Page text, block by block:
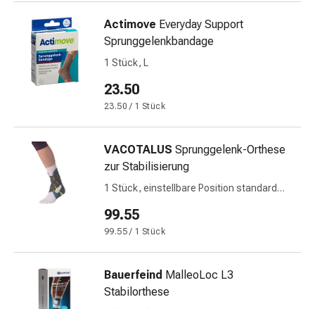
Stimmungsschwankungen
Schlafstörungen
Rhonchopathie
Atemwege
Nasenmittel
Atmungstraktbeschwerden
Infektionen
Windpocken
Stoffwechsel
Osteoporose
Immunsuppressiva
Insektenschutz
mittel
Mücken-
Actimove Everyday Support
Sprunggelenkbandage
1 Stück, L
23.50
23.50 / 1 Stück
VACOTALUS Sprunggelenk-Orthese
zur Stabilisierung
1 Stück, einstellbare Position standard
99.55
99.55 / 1 Stück
Bauerfeind MalleoLoc L3
Stabilorthese